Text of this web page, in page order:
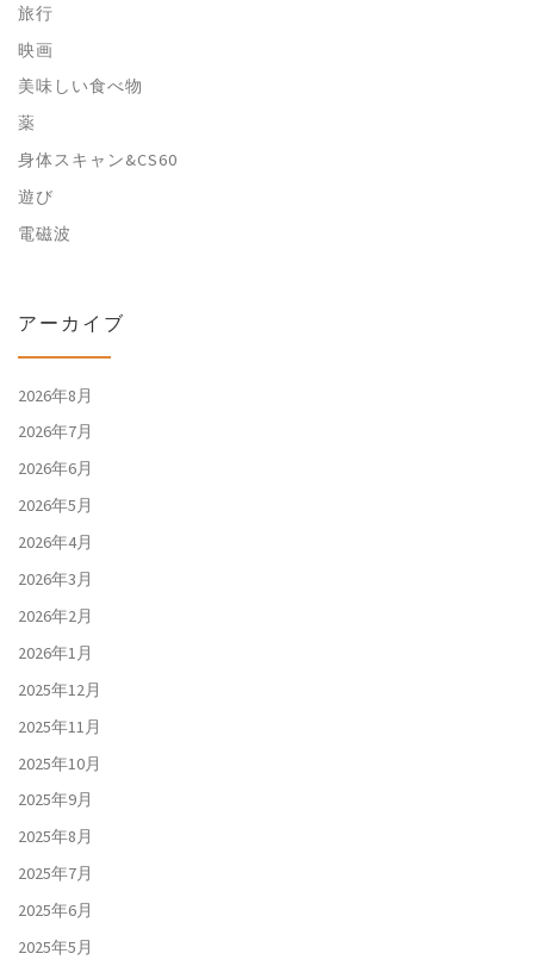
旅行
映画
美味しい食べ物
薬
身体スキャン&CS60
遊び
電磁波
アーカイブ
2026年8月
2026年7月
2026年6月
2026年5月
2026年4月
2026年3月
2026年2月
2026年1月
2025年12月
2025年11月
2025年10月
2025年9月
2025年8月
2025年7月
2025年6月
2025年5月